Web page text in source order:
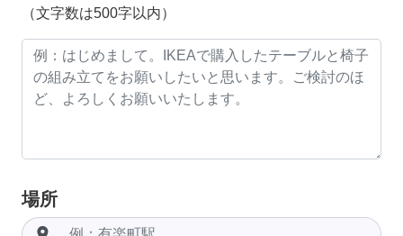
（文字数は500字以内）
場所